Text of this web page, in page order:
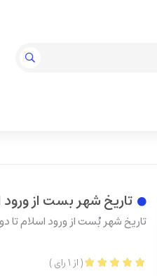
تاریخ شهر بست از ورود
تاریخ شهر بُست از ورود اسلام تا
(از 1رای)